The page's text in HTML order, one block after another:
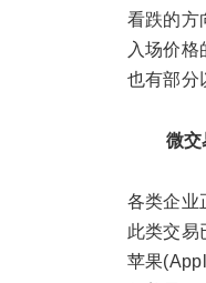
看跌的方
入场价格
也有部分
微交
各类企业
此类交易
苹果